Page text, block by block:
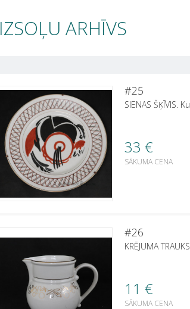
IZSOĻU ARHĪVS
#25
SIENAS ŠĶĪVIS.
33 €
SĀKUMA CENA
#26
KRĒJUMA
11 €
SĀKUMA CENA